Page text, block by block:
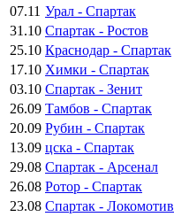
07.11 Урал - Спартак
31.10 Спартак - Ростов
25.10 Краснодар - Спартак
17.10 Химки - Спартак
03.10 Спартак - Зенит
26.09 Тамбов - Спартак
20.09 Рубин - Спартак
13.09 цска - Спартак
29.08 Спартак - Арсенал
26.08 Ротор - Спартак
23.08 Спартак - Локомотив